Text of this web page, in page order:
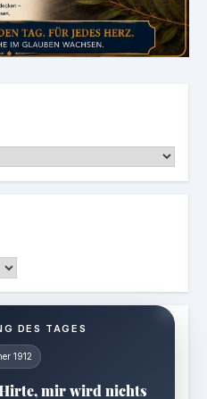
DES TAGES
1912
mir wird nichts